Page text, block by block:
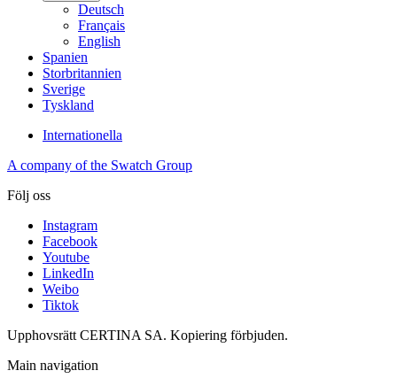
Deutsch
Français
English
Spanien
Storbritannien
Sverige
Tyskland
Internationella
A company of the Swatch Group
Följ oss
Instagram
Facebook
Youtube
LinkedIn
Weibo
Tiktok
Upphovsrätt CERTINA SA. Kopiering förbjuden.
Main navigation